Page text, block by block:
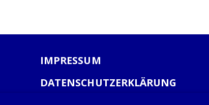
IMPRESSUM
DATENSCHUTZERKLÄRUNG